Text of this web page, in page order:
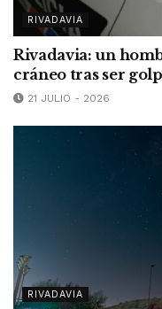
RIVADAVIA
Rivadavia: un
cráneo tras ser
21 JULIO - 2026
RIVADAVIA